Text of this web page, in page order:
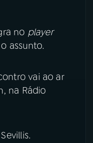
no player
assunto.
vai ao ar
na Rádio